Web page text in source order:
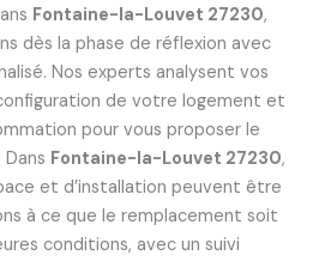
Fontaine-la-Louvet 27230,
dès la phase de réflexion avec
Nos experts analysent vos
de votre logement et
pour vous proposer le
Fontaine-la-Louvet 27230,
et d’installation peuvent être
à ce que le remplacement soit
conditions, avec un suivi